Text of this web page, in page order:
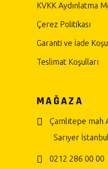
KVKK Aydınlatma
Çerez Politikası
Garanti ve İade
Teslimat Koşulları
MAĞAZA
Çamlıtepe mah
Sarıyer
0212 286 00 00